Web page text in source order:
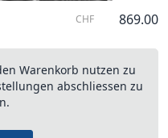
CHF 869.00
Warenkorb nutzen zu
abschliessen zu